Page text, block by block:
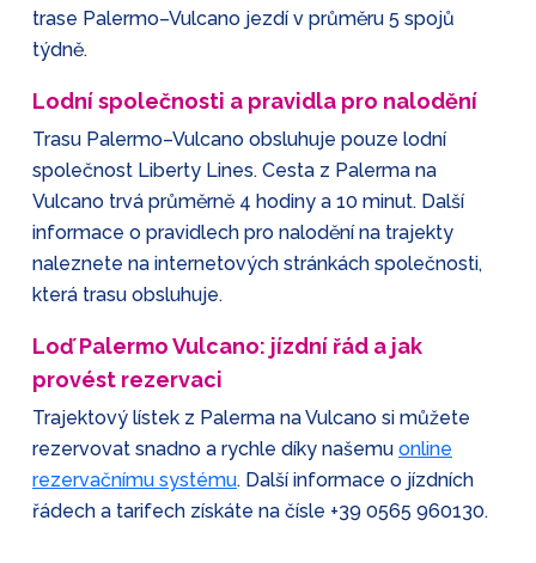
trase Palermo–Vulcano jezdí v průměru 5 spojů
týdně.
Lodní společnosti a pravidla pro nalodění
Trasu Palermo–Vulcano obsluhuje pouze lodní
společnost Liberty Lines. Cesta z Palerma na
Vulcano trvá průměrně 4 hodiny a 10 minut. Další
informace o pravidlech pro nalodění na trajekty
naleznete na internetových stránkách společnosti,
která trasu obsluhuje.
Loď Palermo Vulcano: jízdní řád a jak
provést rezervaci
Trajektový lístek z Palerma na Vulcano si můžete
rezervovat snadno a rychle díky našemu online
rezervačnímu systému. Další informace o jízdních
řádech a tarifech získáte na čísle +39 0565 960130.